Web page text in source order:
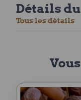
Détails
Tous les détails